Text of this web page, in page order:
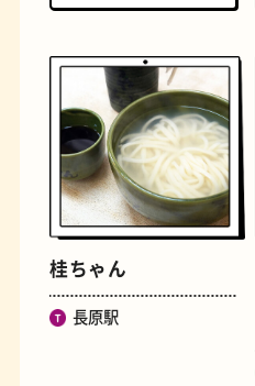
古着
桂ちゃん
長原駅